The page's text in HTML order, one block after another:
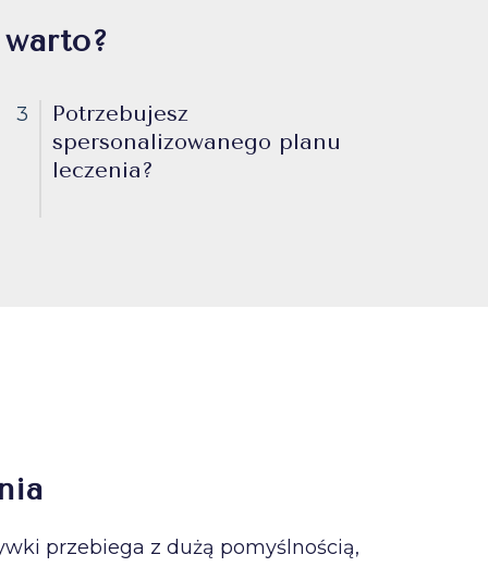
3
Potrzebujesz
spersonalizowanego planu
leczenia?
przebiega z dużą pomyślnością,